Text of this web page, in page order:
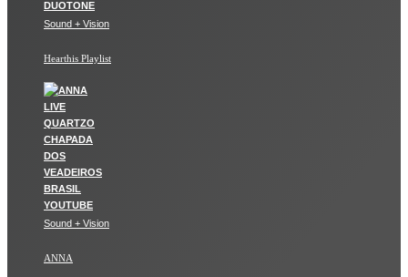
Sound + Vision
Hearthis Playlist
Sound + Vision
ANNA